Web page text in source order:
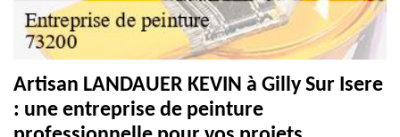
Artisan LANDAUER KEVIN à Gilly Sur Isere
: une entreprise de peinture